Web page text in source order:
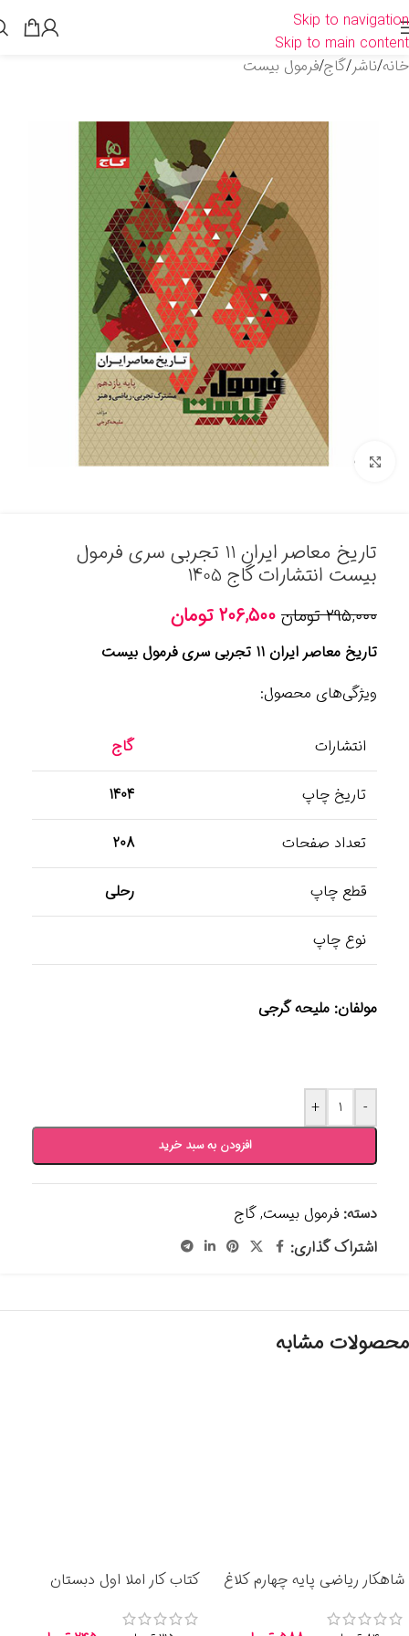
Skip to navigation
Skip to main content
خانه/ناشر/گاج/فرمول بیست
برای بزرگنمایی کلیک کنید
تاریخ معاصر ایران 11 تجربی سری فرمول
بیست انتشارات گاج 1405
۲۹۵,۰۰۰ تومان ۲۰۶,۵۰۰تومان
تاریخ معاصر ایران 11 تجربی سری فرمول بیست
ویژگی‌های محصول:
انتشارات گاج
تاریخ چاپ 1404
تعداد صفحات 208
قطع چاپ رحلی
نوع چاپ
مولفان: ملیحه گرجی
-
+
افزودن به سبد خرید
دسته: فرمول بیست,گاج
اشتراک گذاری:
محصولات مشابه
شاهکار ریاضی پایه چهارم کلاغ
کتاب کار املا اول دبستان